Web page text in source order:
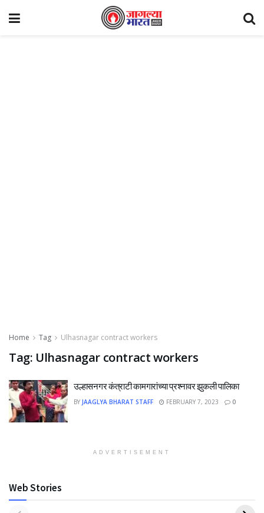
Home Tag Ulhasnagar contract workers
Tag: Ulhasnagar contract workers
उल्हासनगर कंत्राटी कामगारांच्या प्रश्नावर झुकली पालिका
BY JAAGLYA BHARAT STAFF FEBRUARY 7, 2023 0
ADVERTISEMENT
Web Stories